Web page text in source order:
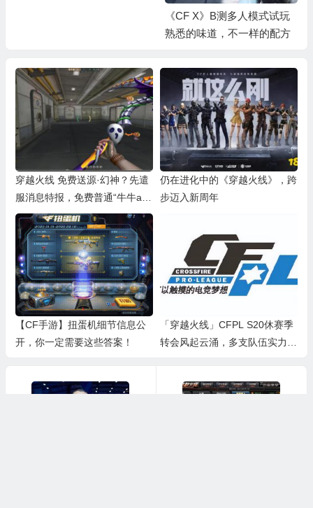
《CF X》B测多人模式试玩
熟悉的味道，不一样的配方
穿越火线 免费送源·幻神？先遣
服消息特报，免费普通“牛牛ak”
免费送
仍在进化中的《穿越火线》，跨
步迈入新周年
【CF手游】扭蛋机细节信息公
开，你一定需要这些答案！
「穿越火线」CFPL S20休赛季
转会风起云涌，多支队伍实力有